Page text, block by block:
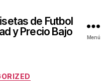
de Futbol
y Precio Bajo
Menú